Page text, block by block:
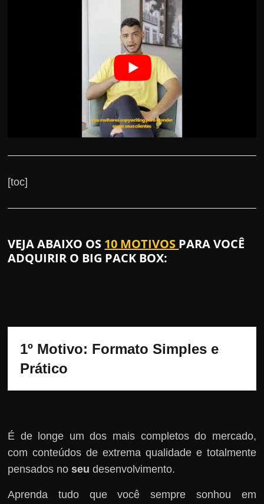
[toc]
VEJA ABAIXO OS 10 MOTIVOS PARA VOCÊ
ADQUIRIR O BIG PACK BOX:
1º Motivo: Formato Simples e
Prático
É de longe um dos mais completos do mercado,
com conteúdos de extrema qualidade e totalmente
pensados noseu desenvolvimento.
Aprenda tudo que você sempre sonhou em